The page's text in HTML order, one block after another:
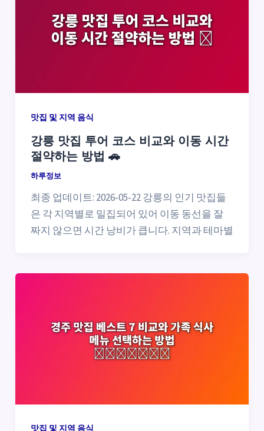
맛집 및 지역 음식
강릉 맛집 투어 코스 비교와 이동 시간
절약하는 방법 🚗
하루정보
최종 업데이트: 2026-05-22 강릉의 인기 맛집들
은 각 지역별로 밀집되어 있어 이동 동선을 잘
짜지 않으면 시간 낭비가 큽니다. 지역과 테마별
맛집 및 지역 음식